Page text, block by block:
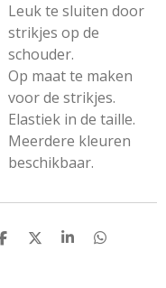
Leuk te sluiten door
strikjes op de
schouder.
Op maat te maken
voor de strikjes.
Elastiek in de taille.
Meerdere kleuren
beschikbaar.
D
D
S
D